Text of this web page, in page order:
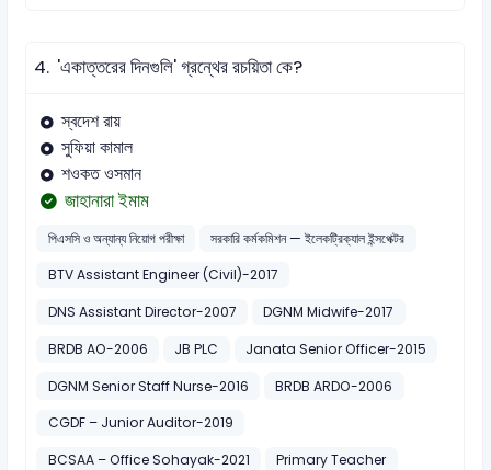
4. 'একাত্তরের দিনগুলি' গ্রন্থের রচয়িতা কে?
স্বদেশ রায়
সুফিয়া কামাল
শওকত ওসমান
জাহানারা ইমাম
পিএসসি ও অন্যান্য নিয়োগ পরীক্ষা
সরকারি কর্মকমিশন — ইলেকট্রিক্যাল ইন্সপেক্টর
BTV Assistant Engineer (Civil)-2017
DNS Assistant Director-2007
DGNM Midwife-2017
BRDB AO-2006
JB PLC
Janata Senior Officer-2015
DGNM Senior Staff Nurse-2016
BRDB ARDO-2006
CGDF – Junior Auditor-2019
BCSAA – Office Sohayak-2021
Primary Teacher